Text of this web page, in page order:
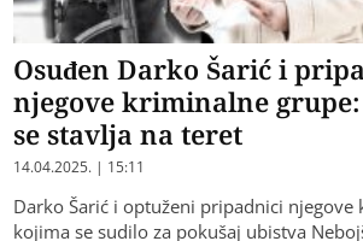
Osuđen Darko Šarić i
njegove kriminalne
se stavlja na teret
14.04.2025. | 15:11
Darko Šarić i optuženi pripadnici njegove
kojima se sudilo za pokušaj ubistva